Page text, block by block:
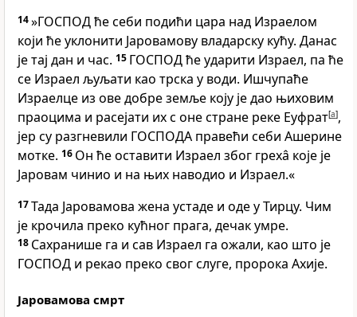
14»ГОСПОД ће себи подићи цара над Израелом
који ће уклонити Јаровамову владарску кућу. Данас
је тај дан и час. 15 ГОСПОД ће ударити Израел, па ће
се Израел љуљати као трска у води. Ишчупаће
Израелце из ове добре земље коју је дао њиховим
праоцима и расејати их с оне стране реке Еуфрат[a],
јер су разгневили ГОСПОДА правећи себи Ашерине
мотке. 16 Он ће оставити Израел због грехâ које је
Јаровам чинио и на њих наводио и Израел.«
17Тада Јаровамова жена устаде и оде у Тирцу. Чим
је крочила преко кућног прага, дечак умре.
18 Сахранише га и сав Израел га ожали, као што је
ГОСПОД и рекао преко свог слуге, пророка Ахије.
Јаровамова смрт